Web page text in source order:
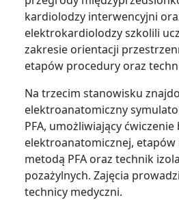
kardiolodzy interwencyjni
elektrokardiolodzy szkolili
zakresie orientacji
etapów procedury oraz
Na trzecim stanowisku
elektroanatomiczny
PFA, umożliwiający
elektroanatomicznej, etapów
metodą PFA oraz technik
pozażylnych. Zajęcia
technicy medyczni.